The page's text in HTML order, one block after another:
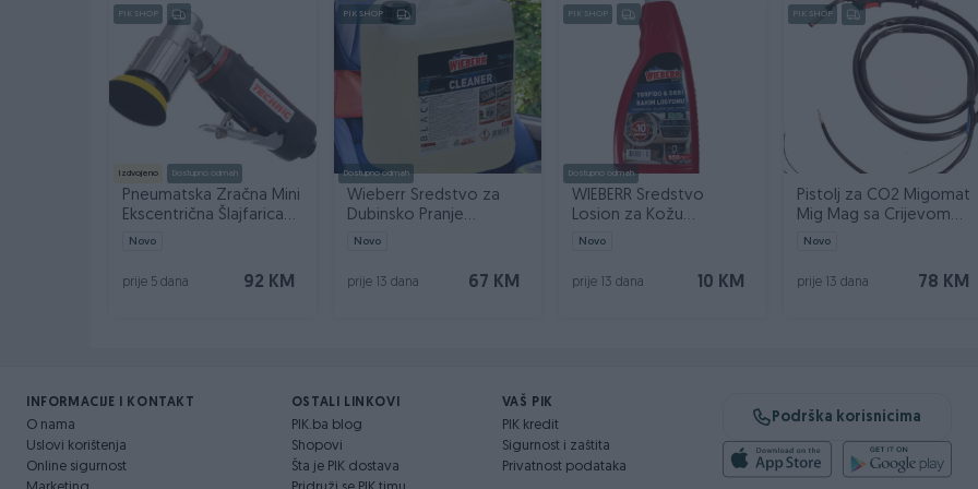
PIK SHOP
Izdvojeno Dostupno odmah
Pneumatska Zračna Mini
Ekscentrična Šlajfarica
50mm AT-7037B
Novo
92 KM
prije 5 dana
PIK SHOP
Dostupno odmah
Wieberr Sredstvo za
Dubinsko Pranje
Čišćenje Black Cleaner 5l
Novo
67 KM
prije 13 dana
PIK SHOP
Dostupno odmah
WIEBERR Sredstvo
Losion za Kožu
Instrument Tablu 550ml
Novo
10 KM
prije 13 dana
PIK SHOP
Pistolj za CO2 Migomat
Mig Mag sa Crijevom
2,5m MK14 TW14
Novo
78 KM
prije 13 dana
INFORMACIJE I KONTAKT
O nama
Uslovi korištenja
Online sigurnost
OSTALI LINKOVI
PIK.ba blog
Shopovi
Šta je PIK dostava
VAŠ PIK
PIK kredit
Sigurnost i zaštita
Privatnost podataka
Podrška korisnicima